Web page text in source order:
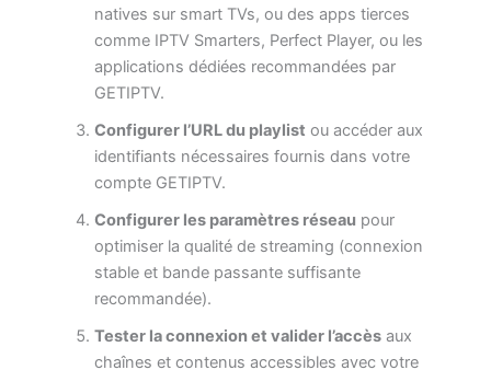
natives sur smart TVs, ou des apps tierces
comme IPTV Smarters, Perfect Player, ou les
applications dédiées recommandées par
GETIPTV.
Configurer l’URL du playlist ou accéder aux
identifiants nécessaires fournis dans votre
compte GETIPTV.
Configurer les paramètres réseau pour
optimiser la qualité de streaming (connexion
stable et bande passante suffisante
recommandée).
Tester la connexion et valider l’accès aux
chaînes et contenus accessibles avec votre